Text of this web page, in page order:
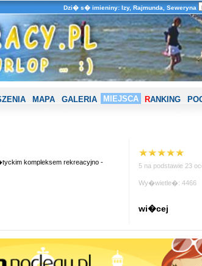
Dzi� s� imieniny: Izy, Rajmunda, Seweryna
MAPA GALERIA MIEJSCA RANKING
kompleksem rekreacyjno -
5 na podstawie 23
Wy�wietle�: 4466
wi�cej